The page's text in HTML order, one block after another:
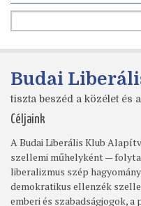
Budai
tiszta beszéd a közélet
Céljaink
A Budai Liberális Klub
szellemi műhelyként —
liberalizmus szép
demokratikus ellenzék
emberi és szabadságjogok,